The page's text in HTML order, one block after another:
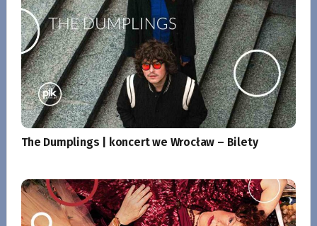
The Dumplings | koncert we Wrocław – Bilety